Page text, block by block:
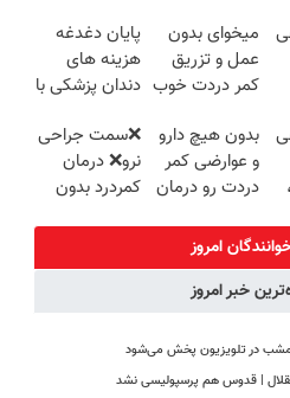
ساخت!!!
بفروش!
|
میخوای بدون
عمل و تزریق
کمر دردت خوب
◂پرسش‌نامه رو
پرکن
پایان دغدغه
هزینه های
دندان پزشکی با
کننده خانگی
بدون هیچ دارو
و عوارضی کمر
دردت رو درمان
(پرسش‌نامه)
❌سمت جراحی
نرو❌ درمان
کمردرد بدون
امروز
خبر امروز
در تلویزیون پخش می‌شود
| قدوس هم پرسپولیسی نشد